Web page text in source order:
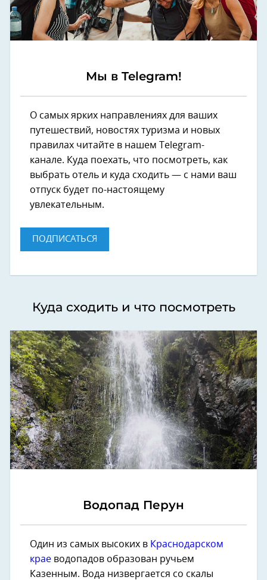
Мы в Telegram!
О самых ярких направлениях для ваших
путешествий, новостях туризма и новых
правилах читайте в нашем Telegram-
канале. Куда поехать, что посмотреть, как
выбрать отель и куда сходить — с нами ваш
отпуск будет по-настоящему
увлекательным.
ПОДПИСАТЬСЯ
Куда сходить и что посмотреть
Водопад Перун
Один из самых высоких в Краснодарском
крае водопадов образован ручьем
Казенным. Вода низвергается со скалы